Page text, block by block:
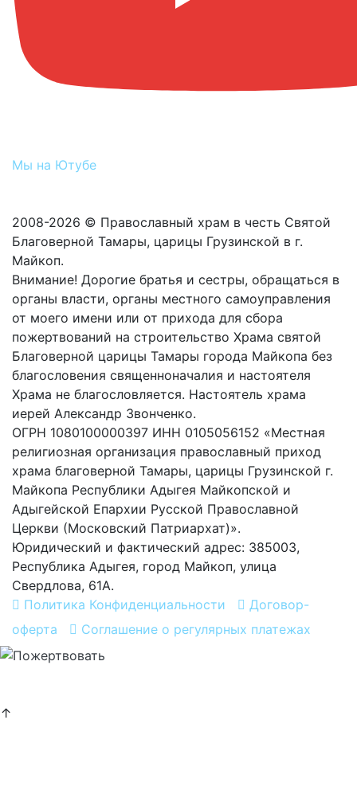
Мы на Ютубе
2008-2026 © Православный храм в честь Святой
Благоверной Тамары, царицы Грузинской в г.
Майкоп.
Внимание! Дорогие братья и сестры, обращаться в
органы власти, органы местного самоуправления
от моего имени или от прихода для сбора
пожертвований на строительство Храма святой
Благоверной царицы Тамары города Майкопа без
благословения священноначалия и настоятеля
Храма не благословляется. Настоятель храма
иерей Александр Звонченко.
ОГРН 1080100000397 ИНН 0105056152 «Местная
религиозная организация православный приход
храма благоверной Тамары, царицы Грузинской г.
Майкопа Республики Адыгея Майкопской и
Адыгейской Епархии Русской Православной
Церкви (Московский Патриархат)».
Юридический и фактический адрес: 385003,
Республика Адыгея, город Майкоп, улица
Свердлова, 61А.
Политика Конфиденциальности
Договор-
оферта
Соглашение о регулярных платежах
↑